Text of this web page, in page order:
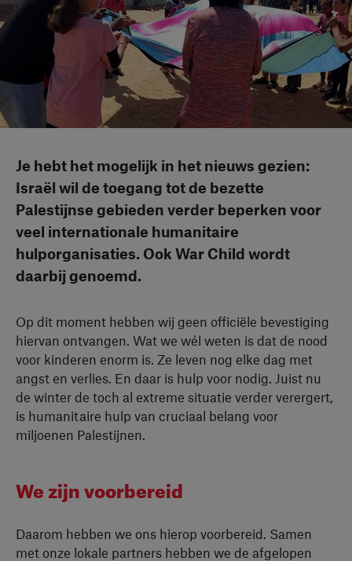
Je hebt het mogelijk in het nieuws gezien:
Israël wil de toegang tot de bezette
Palestijnse gebieden verder beperken voor
veel internationale humanitaire
hulporganisaties. Ook War Child wordt
daarbij genoemd.
Op dit moment hebben wij geen officiële bevestiging
hiervan ontvangen. Wat we wél weten is dat de nood
voor kinderen enorm is. Ze leven nog elke dag met
angst en verlies. En daar is hulp voor nodig. Juist nu
de winter de toch al extreme situatie verder verergert,
is humanitaire hulp van cruciaal belang voor
miljoenen Palestijnen.
We zijn voorbereid
Daarom hebben we ons hierop voorbereid. Samen
met onze lokale partners hebben we de afgelopen